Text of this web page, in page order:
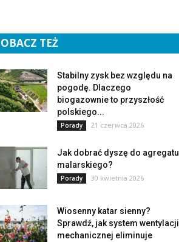
TEŻ
Stabilny zysk bez względu na
pogodę. Dlaczego
biogazownie to przyszłość
polskiego...
Porady 21 czerwca 2026
Jak dobrać dyszę do agregatu
malarskiego?
Porady 30 kwietnia 2026
Wiosenny katar sienny?
Sprawdź, jak system wentylacji
mechanicznej eliminuje